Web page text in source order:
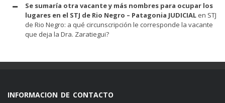
Se sumaría otra vacante y más nombres para ocupar los
lugares en el STJ de Rio Negro – Patagonia JUDICIAL en STJ
de Rio Negro: a qué circunscripción le corresponde la vacante
que deja la Dra. Zaratiegui?
INFORMACION DE CONTACTO